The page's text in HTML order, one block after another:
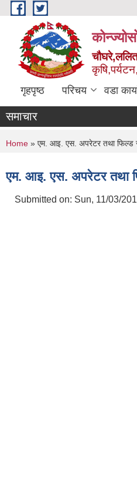
Skip to main content
गृहपृष्ठ परिचय वडा
समाचार
You are here
Home » एम. आइ. एस. अपरेटर तथा फिल्ड
एम. आइ. एस. अपरेटर तथा
Submitted on: Sun, 11/03/